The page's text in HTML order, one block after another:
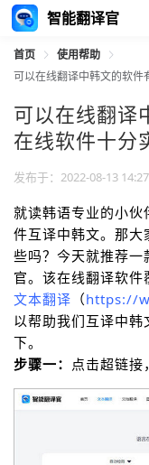
智能翻译官
首页
使用帮助
可以在线翻译中韩文的软件
可以在线翻译
在线软件十分
发布于：2022-08-13 14:27
就读韩语专业的小
件互译中韩文。那
些吗？今天就推荐
官。该在线翻译软
文本翻译 （https://
以帮助我们互译中
下。
步骤一： 点击超链接